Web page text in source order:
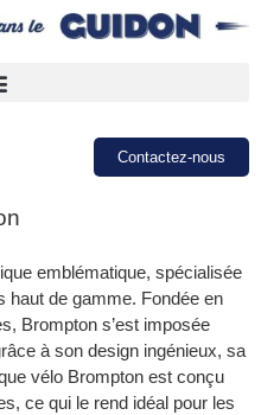
Contactez-nous
emblématique, spécialisée
haut de gamme. Fondée en
Brompton s’est imposée
à son design ingénieux, sa
vélo Brompton est conçu
ce qui le rend idéal pour les